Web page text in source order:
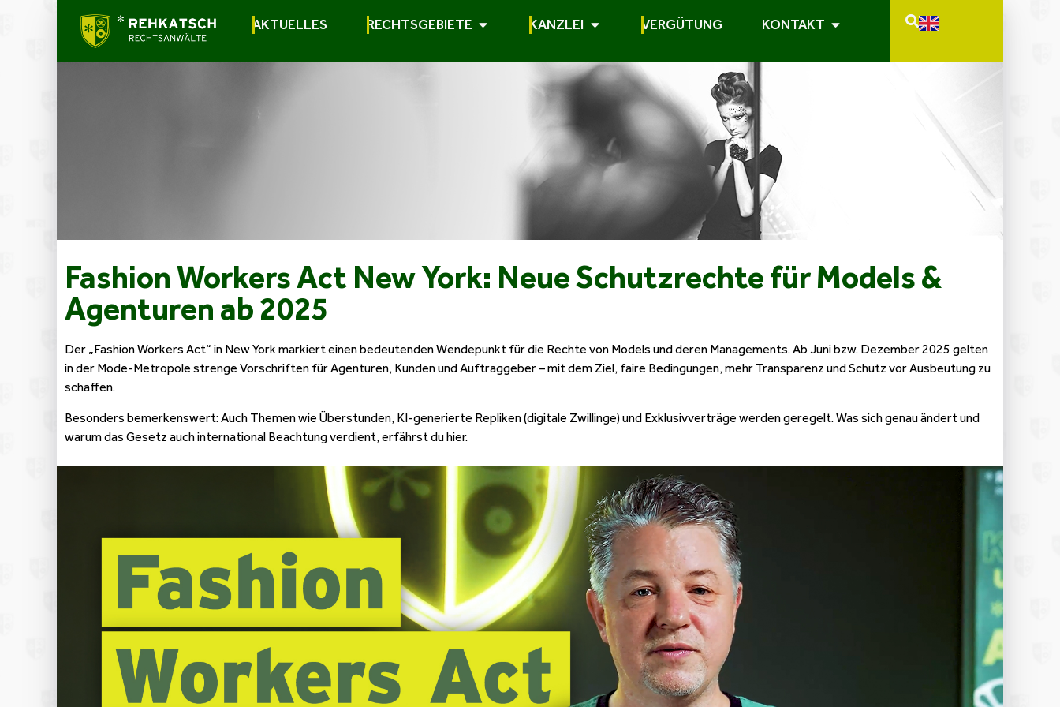
AKTUELLES RECHTSGEBIETE KANZLEI VERGÜTUNG KONTAKT
Fashion Workers Act New York: Neue Schutzrechte für Models &
Agenturen ab 2025
Der „Fashion Workers Act“ in New York markiert einen bedeutenden Wendepunkt für die Rechte von Models und deren Managements. Ab Juni bzw. Dezember 2025 gelten
in der Mode-Metropole strenge Vorschriften für Agenturen, Kunden und Auftraggeber – mit dem Ziel, faire Bedingungen, mehr Transparenz und Schutz vor Ausbeutung zu
schaffen.
Besonders bemerkenswert: Auch Themen wie Überstunden, KI-generierte Repliken (digitale Zwillinge) und Exklusivverträge werden geregelt. Was sich genau ändert und
warum das Gesetz auch international Beachtung verdient, erfährst du hier.